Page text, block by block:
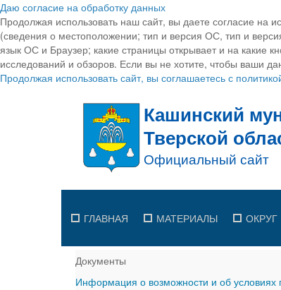
Даю согласие на обработку данных
Продолжая использовать наш сайт, вы даете согласие на
(сведения о местоположении; тип и версия ОС, тип и
язык ОС и Браузер; какие страницы открывает и на какие
исследований и обзоров. Если вы не хотите, чтобы ваши
Продолжая использовать сайт, вы соглашаетесь с
ГЛАВНАЯ МАТЕРИАЛЫ ОКРУГ
Документы
Информация о возможности и об условиях